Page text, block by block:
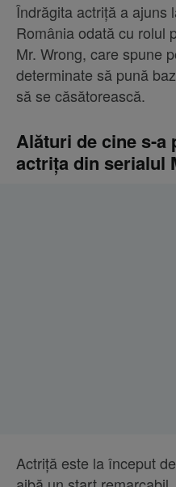
Îndrăgita actriță a ajuns
România odată cu rolul
Mr. Wrong, care spune
determinate să pună
să se căsătorească.
Alături de cine s-a
actrița din serialul
Actriță este la început